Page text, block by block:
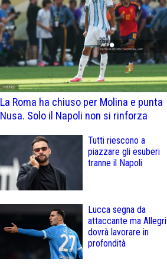
La Roma ha chiuso per Molina e punta
Nusa. Solo il Napoli non si rinforza
Tutti riescono a
piazzare gli esuberi
tranne il Napoli
Lucca segna da
attaccante ma Allegri
dovrà lavorare in
profondità